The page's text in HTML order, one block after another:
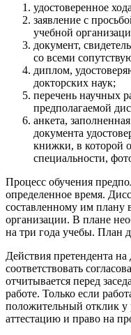
удостоверенное
заявление с
учебной
документ,
со всеми
диплом,
докторских наук;
перечень научных
предполагаемой
анкета,
документа
книжки, в которой
специальности,
Процесс обучения
определенное время.
составленному им плану
организации. В плане
на три года учебы. План
Действия претендента
соответствовать
отчитывается перед
работе. Только если
положительный отклик у
аттестацию и право на